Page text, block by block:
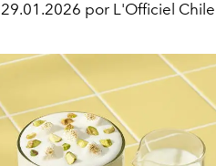
29.01.2026 por L'Officiel Chile